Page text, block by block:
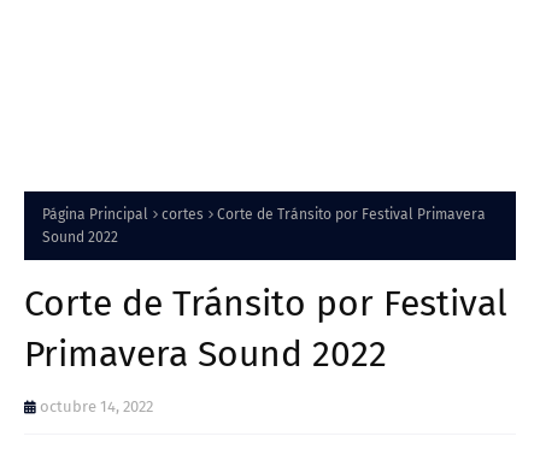
Página Principal cortes
Corte de Tránsito por Festival Primavera
Sound 2022
Corte de Tránsito por Festival
Primavera Sound 2022
octubre 14, 2022